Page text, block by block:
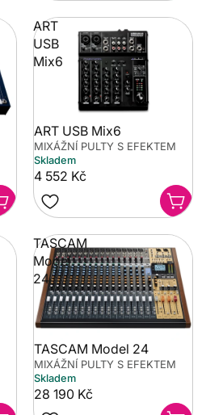
ART
USB
Mix6
ART USB Mix6
MIXÁŽNÍ PULTY S EFEKTEM
Skladem
4 552 Kč
TASCAM
Model
24
TASCAM Model 24
MIXÁŽNÍ PULTY S EFEKTEM
Skladem
28 190 Kč